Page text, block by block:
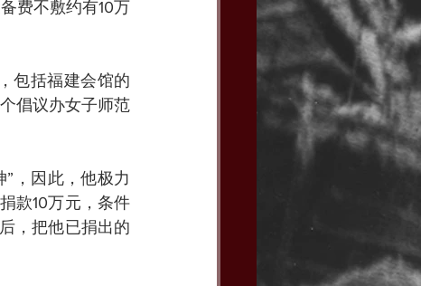
费不敷约有10万
包括福建会馆的
倡议办女子师范
，因此，他极力
款10万元，条件
，把他已捐出的